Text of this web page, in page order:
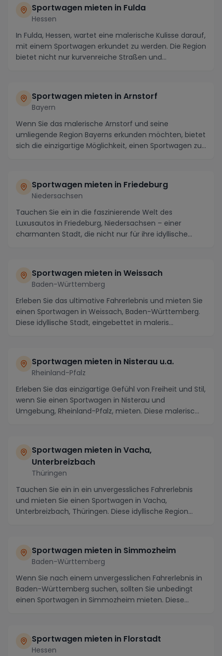
Sportwagen mieten in Fulda
Hessen
In Fulda, Hessen, wartet eine malerische Kulisse darauf,
mit einem Sportwagen erkundet zu werden. Die Region
bietet nicht nur kurvenreiche Straßen und...
Sportwagen mieten in Arnstorf
Bayern
Wenn Sie das malerische Arnstorf und seine
umliegende Region Bayerns erkunden möchten, bietet
sich die einzigartige Möglichkeit, einen Sportwagen zu
Sportwagen mieten in Friedeburg
Niedersachsen
Tauchen Sie ein in die faszinierende Welt des
Luxusautos in Friedeburg, Niedersachsen – einer
charmanten Stadt, die nicht nur für ihre idyllische
Sportwagen mieten in Weissach
Baden-Württemberg
Erleben Sie das ultimative Fahrerlebnis und mieten Sie
einen Sportwagen in Weissach, Baden-Württemberg.
Diese idyllische Stadt, eingebettet in maleris...
Sportwagen mieten in Nisterau u.a.
Rheinland-Pfalz
Erleben Sie das einzigartige Gefühl von Freiheit und Stil,
wenn Sie einen Sportwagen in Nisterau und
Umgebung, Rheinland-Pfalz, mieten. Diese malerisc...
Sportwagen mieten in Vacha,
Unterbreizbach
Thüringen
Tauchen Sie ein in ein unvergessliches Fahrerlebnis
und mieten Sie einen Sportwagen in Vacha,
Unterbreizbach, Thüringen. Diese idyllische Region
Sportwagen mieten in Simmozheim
Baden-Württemberg
Wenn Sie nach einem unvergesslichen Fahrerlebnis in
Baden-Württemberg suchen, sollten Sie unbedingt
einen Sportwagen in Simmozheim mieten. Diese
Sportwagen mieten in Florstadt
Hessen